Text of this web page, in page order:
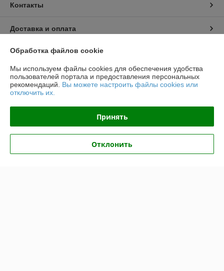
Контакты
Доставка и оплата
График работы
Полная версия сайта
Сайт создан на платформе Deal.by
Обработка файлов cookie
Мы используем файлы cookies для обеспечения удобства
пользователей портала и предоставления персональных
рекомендаций. Вы можете настроить файлы cookies или
отключить их.
Принять
Отклонить